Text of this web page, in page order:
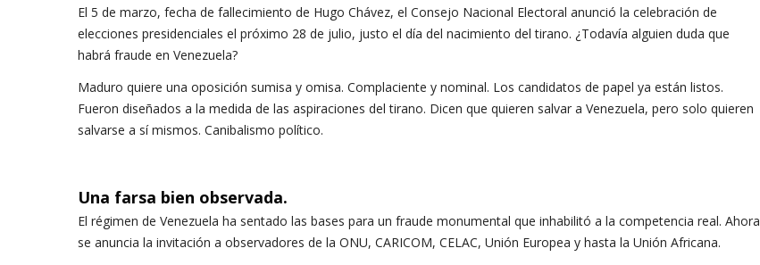
El 5 de marzo, fecha de fallecimiento de Hugo Chávez, el Consejo Nacional Electoral anunció la celebración de
elecciones presidenciales el próximo 28 de julio, justo el día del nacimiento del tirano. ¿Todavía alguien duda que
habrá fraude en Venezuela?
Maduro quiere una oposición sumisa y omisa. Complaciente y nominal. Los candidatos de papel ya están listos.
Fueron diseñados a la medida de las aspiraciones del tirano. Dicen que quieren salvar a Venezuela, pero solo quieren
salvarse a sí mismos. Canibalismo político.
Una farsa bien observada.
El régimen de Venezuela ha sentado las bases para un fraude monumental que inhabilitó a la competencia real. Ahora
se anuncia la invitación a observadores de la ONU, CARICOM, CELAC, Unión Europea y hasta la Unión Africana.